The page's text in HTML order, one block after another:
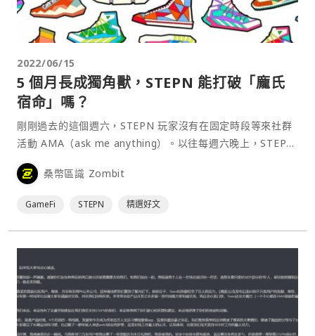
2022/06/15
5 個月長成獨角獸，STEPN 能打破「龐氏
宿命」嗎？
剛剛過去的這個週六，STEPN 玩家沒有在固定時段等來社群
活動 AMA（ask me anything）。以往每週六晚上，STEPN
項目方會在 AMA 上與玩家交流互動，收集問題和反饋，兩位
聯合創始人 Jerry 和 Yawn 經常在這裡回應玩家關心的議題。
桑幣區識 Zombit
GameFi STEPN 精選好文